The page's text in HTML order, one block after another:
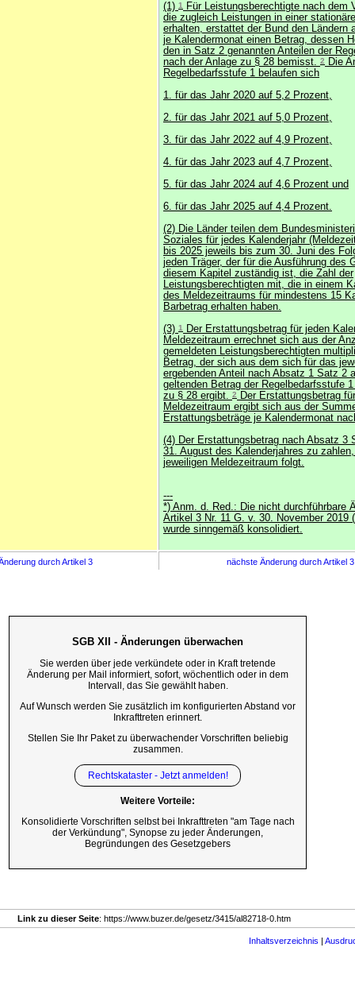
(1) 1
Für Leistungsberechtigte nach dem
die zugleich Leistungen in einer
erhalten, erstattet der Bund den Ländern
je Kalendermonat einen Betrag, dessen
den in Satz 2 genannten Anteilen der
nach der Anlage zu § 28 bemisst. 2
Die
Regelbedarfsstufe 1 belaufen sich
1. für das Jahr 2020 auf 5,2 Prozent,
2. für das Jahr 2021 auf 5,0 Prozent,
3. für das Jahr 2022 auf 4,9 Prozent,
4. für das Jahr 2023 auf 4,7 Prozent,
5. für das Jahr 2024 auf 4,6 Prozent und
6. für das Jahr 2025 auf 4,4 Prozent.
(2) Die Länder teilen dem
Soziales für jedes Kalenderjahr
bis 2025 jeweils bis zum 30. Juni des
jeden Träger, der für die Ausführung des
diesem Kapitel zuständig ist, die Zahl der
Leistungsberechtigten mit, die in einem
des Meldezeitraums für mindestens 15
Barbetrag erhalten haben.
(3) 1
Der Erstattungsbetrag für jeden
Meldezeitraum errechnet sich aus der
gemeldeten Leistungsberechtigten
Betrag, der sich aus dem sich für das
ergebenden Anteil nach Absatz 1 Satz 2
geltenden Betrag der Regelbedarfsstufe
zu § 28 ergibt. 2
Der Erstattungsbetrag
Meldezeitraum ergibt sich aus der
Erstattungsbeträge je Kalendermonat
(4) Der Erstattungsbetrag nach Absatz 3
31. August des Kalenderjahres zu
jeweiligen Meldezeitraum folgt.
---
*) Anm. d. Red.: Die nicht durchführbare
Artikel 3 Nr. 11 G. v. 30. November 2019
wurde sinngemäß konsolidiert.
durch Artikel 3 nächste Änderung durch Artikel
SGB XII - Änderungen überwachen
Sie werden über jede verkündete oder in Kraft tretende
Änderung per Mail informiert, sofort, wöchentlich oder in dem
Intervall, das Sie gewählt haben.
Auf Wunsch werden Sie zusätzlich im konfigurierten Abstand vor
Inkrafttreten erinnert.
Stellen Sie Ihr Paket zu überwachender Vorschriften beliebig
zusammen.
Rechtskataster - Jetzt anmelden!
Weitere Vorteile:
Konsolidierte Vorschriften selbst bei Inkrafttreten "am Tage nach
der Verkündung", Synopse zu jeder Änderungen,
Begründungen des Gesetzgebers
Link zu dieser Seite: https://www.buzer.de/gesetz/3415/al82718-0.htm
Inhaltsverzeichnis |